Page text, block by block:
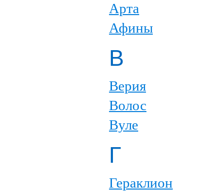
Арта
Афины
В
Верия
Волос
Вуле
Г
Гераклион